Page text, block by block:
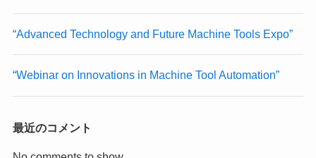
“Advanced Technology and Future Machine Tools Expo”
“Webinar on Innovations in Machine Tool Automation”
最近のコメント